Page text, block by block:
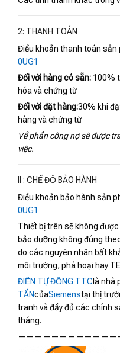
2: THANH TOÁN
Điều khoản thanh toán sản
0UG1
Đối với hàng có sẵn: 100%
hóa và chứng từ
Đối với đặt hàng:30% khi
hàng và chứng từ
Về phần công nợ sẽ được
việc.
II : CHẾ ĐỘ BẢO HÀNH
Điều khoản bảo hành sản
0UG1
Thiết bị trên sẽ không
bảo dưỡng không đúng
do các nguyên nhân bất
môi trường, phá hoại hay
ĐIỆN TỰ ĐỘNG TTC là nhà
TẦNcủaSiemenstại thị
tranh và đầy đủ các chính
tháng.